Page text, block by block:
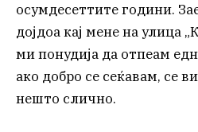
осумдесеттите години.
дојдоа кај мене на улица
ми понудија да отпеам
ако добро се сеќавам, се
нешто слично.